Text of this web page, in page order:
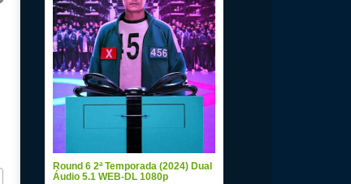
Round 6 2ª Temporada (2024) Dual
Áudio 5.1 WEB-DL 1080p